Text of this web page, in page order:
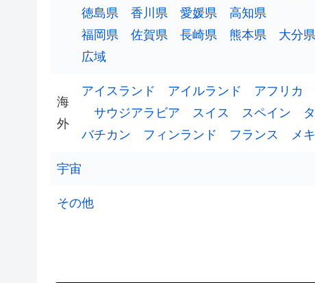
徳島県
香川県 愛媛県
高知県
福岡県
佐賀県 長崎県 熊本県 大分県
広域
海
外
アイスランド アイルランド アフリカ
サウジアラビア
スイス スペイン
バチカン
フィンランド フランス メ
宇宙
その他